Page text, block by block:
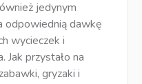
jedynym
odpowiednią dawkę
wycieczek i
Jak przystało na
gryzaki i